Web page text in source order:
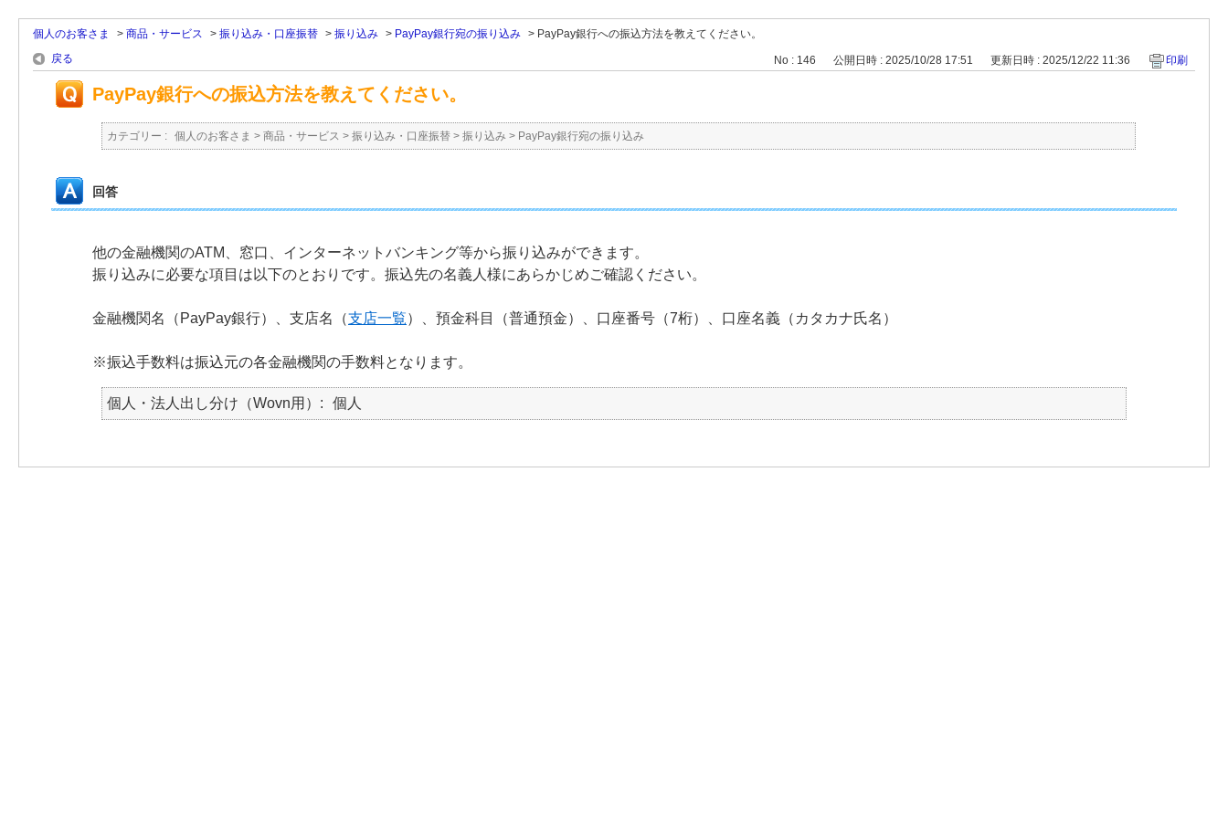
個人のお客さま > 商品・サービス > 振り込み・口座振替 > 振り込み > PayPay銀行宛の振り込み > PayPay銀行への振込方法を教えてください。
戻る
No : 146 公開日時 : 2025/10/28 17:51 更新日時 : 2025/12/22 11:36 印刷
PayPay銀行への振込方法を教えてください。
カテゴリー : 個人のお客さま > 商品・サービス > 振り込み・口座振替 > 振り込み > PayPay銀行宛の振り込み
回答
他の金融機関のATM、窓口、インターネットバンキング等から振り込みができます。
振り込みに必要な項目は以下のとおりです。振込先の名義人様にあらかじめご確認ください。
金融機関名（PayPay銀行）、支店名（支店一覧）、預金科目（普通預金）、口座番号（7桁）、口座名義（カタカナ氏名）
※振込手数料は振込元の各金融機関の手数料となります。
個人・法人出し分け（Wovn用） 個人